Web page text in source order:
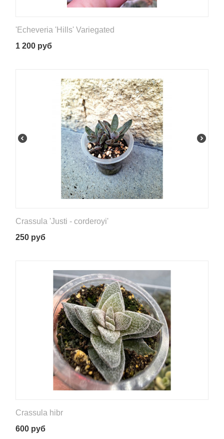
'Echeveria 'Hills' Variegated
1 200 руб
Crassula 'Justi - corderoyi'
250 руб
Crassula hibr
600 руб